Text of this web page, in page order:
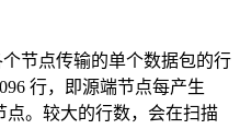
节点传输的单个数据包的行
行，即源端节点每产生
点。较大的行数，会在扫描